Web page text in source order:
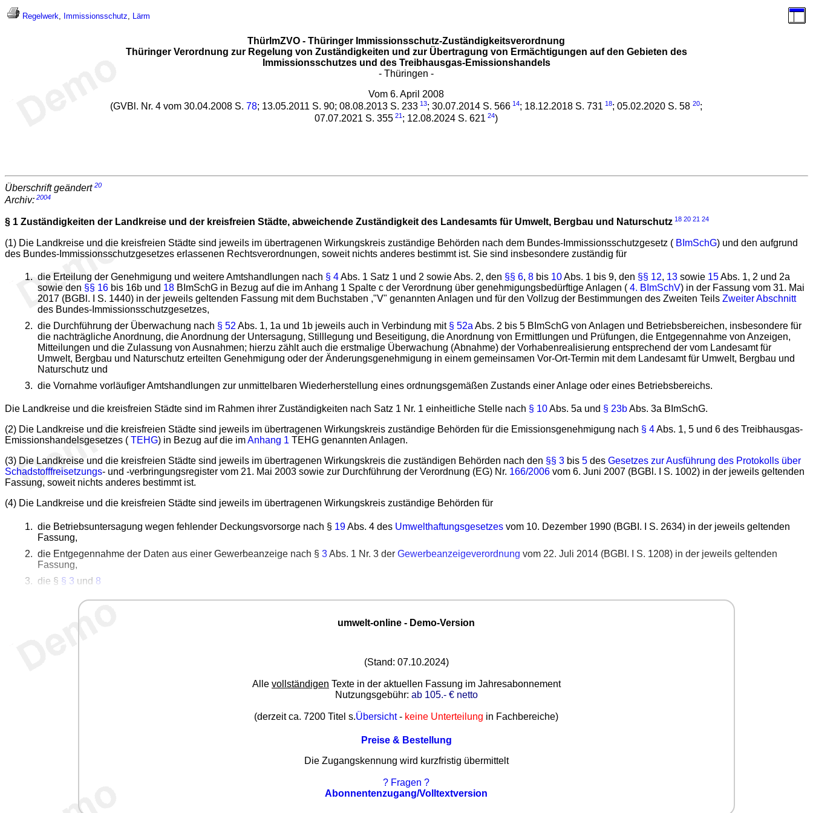
Regelwerk, Immissionsschutz, Lärm
ThürImZVO - Thüringer Immissionsschutz-Zuständigkeitsverordnung
Thüringer Verordnung zur Regelung von Zuständigkeiten und zur Übertragung von Ermächtigungen auf den Gebieten des
Immissionsschutzes und des Treibhausgas-Emissionshandels
- Thüringen -
Vom 6. April 2008
(GVBl. Nr. 4 vom 30.04.2008 S.78; 13.05.2011 S. 90; 08.08.2013 S. 233 13; 30.07.2014 S. 566 14; 18.12.2018 S. 731 18; 05.02.2020 S. 5820;
07.07.2021 S. 355 21 ; 12.08.2024 S. 621 24)
Überschrift geändert 20
Archiv: 2004
§ 1 Zuständigkeiten der Landkreise und der kreisfreien Städte, abweichende Zuständigkeit des Landesamts für Umwelt, Bergbau und Naturschutz 18 20 21 24
(1) Die Landkreise und die kreisfreien Städte sind jeweils im übertragenen Wirkungskreis zuständige Behörden nach dem Bundes-Immissionsschutzgesetz ( BImSchG) und den aufgrund
des Bundes-Immissionsschutzgesetzes erlassenen Rechtsverordnungen, soweit nichts anderes bestimmt ist. Sie sind insbesondere zuständig für
die Erteilung der Genehmigung und weitere Amtshandlungen nach § 4Abs. 1 Satz 1 und 2 sowie Abs. 2, den §§ 6, 8 bis 10Abs. 1 bis 9, den §§ 12, 13 sowie 15Abs. 1, 2 und 2a
sowie den §§ 16 bis 16b und 18 BImSchG in Bezug auf die im Anhang 1 Spalte c der Verordnung über genehmigungsbedürftige Anlagen ( 4. BImSchV) in der Fassung vom 31. Mai
2017 (BGBl. I S. 1440) in der jeweils geltenden Fassung mit dem Buchstaben ,"V" genannten Anlagen und für den Vollzug der Bestimmungen des Zweiten Teils Zweiter Abschnitt
des Bundes-Immissionsschutzgesetzes,
die Durchführung der Überwachung nach § 52 Abs. 1, 1a und 1b jeweils auch in Verbindung mit § 52a Abs. 2 bis 5 BImSchG von Anlagen und Betriebsbereichen, insbesondere für
die nachträgliche Anordnung, die Anordnung der Untersagung, Stilllegung und Beseitigung, die Anordnung von Ermittlungen und Prüfungen, die Entgegennahme von Anzeigen,
Mitteilungen und die Zulassung von Ausnahmen; hierzu zählt auch die erstmalige Überwachung (Abnahme) der Vorhabenrealisierung entsprechend der vom Landesamt für
Umwelt, Bergbau und Naturschutz erteilten Genehmigung oder der Änderungsgenehmigung in einem gemeinsamen Vor-Ort-Termin mit dem Landesamt für Umwelt, Bergbau und
Naturschutz und
die Vornahme vorläufiger Amtshandlungen zur unmittelbaren Wiederherstellung eines ordnungsgemäßen Zustands einer Anlage oder eines Betriebsbereichs.
Die Landkreise und die kreisfreien Städte sind im Rahmen ihrer Zuständigkeiten nach Satz 1 Nr. 1 einheitliche Stelle nach § 10Abs. 5a und § 23bAbs. 3a BImSchG.
(2) Die Landkreise und die kreisfreien Städte sind jeweils im übertragenen Wirkungskreis zuständige Behörden für die Emissionsgenehmigung nach § 4Abs. 1, 5 und 6 des Treibhausgas-
Emissionshandelsgesetzes ( TEHG) in Bezug auf die imAnhang 1 TEHG genannten Anlagen.
(3) Die Landkreise und die kreisfreien Städte sind jeweils im übertragenen Wirkungskreis die zuständigen Behörden nach den §§ 3 bis 5 des Gesetzes zur Ausführung des Protokolls über
Schadstofffreisetzungs- und -verbringungsregister vom 21. Mai 2003 sowie zur Durchführung der Verordnung (EG) Nr. 166/2006 vom 6. Juni 2007 (BGBl. I S. 1002) in der jeweils geltenden
Fassung, soweit nichts anderes bestimmt ist.
(4) Die Landkreise und die kreisfreien Städte sind jeweils im übertragenen Wirkungskreis zuständige Behörden für
die Betriebsuntersagung wegen fehlender Deckungsvorsorge nach § 19Abs. 4 des Umwelthaftungsgesetzes vom 10. Dezember 1990 (BGBI. I S. 2634) in der jeweils geltenden
Fassung,
die Entgegennahme der Daten aus einer Gewerbeanzeige nach § 3Abs. 1 Nr. 3 der Gewerbeanzeigeverordnung vom 22. Juli 2014 (BGBI. I S. 1208) in der jeweils geltenden
Fassung,
die § § 3 und 8
umwelt-online - Demo-Version
(Stand: 07.10.2024)
Alle vollständigen Texte in der aktuellen Fassung im Jahresabonnement
Nutzungsgebühr: ab 105.- € netto
(derzeit ca. 7200 Titel s.Übersicht- keine Unterteilung in Fachbereiche)
Preise & Bestellung
Die Zugangskennung wird kurzfristig übermittelt
? Fragen ?
Abonnentenzugang/Volltextversion